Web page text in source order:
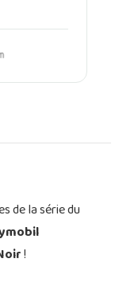
de la série du
!